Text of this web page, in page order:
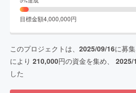
目標金額4,000,000円
このプロジェクトは、 2025/09/16に募
により 210,000円の資金を集め、 2025/
した